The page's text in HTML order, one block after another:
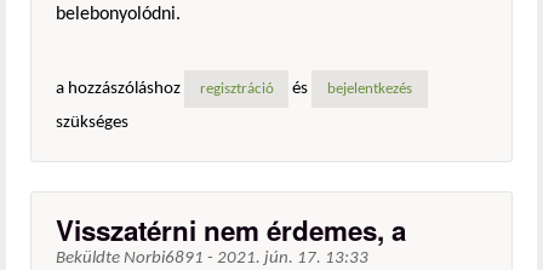
belebonyolódni.
a hozzászóláshoz regisztráció és bejelentkezés
szükséges
Visszatérni nem érdemes, a
Beküldte Norbi6891 - 2021. jún. 17. 13:33